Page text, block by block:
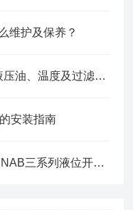
维护及保养？
使用V30D系列轴向柱塞泵时，液压油、温度及过滤方面有哪些要求？
安装指南
德国KOBOLD 科宝NCS / NCB / NAB三系列液位开关区别